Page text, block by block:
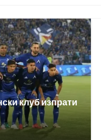
клуб изпрати